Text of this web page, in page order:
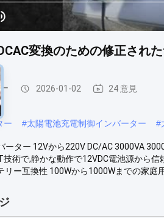
変換のための修正され
2026-01-02 24 意見
ー #太陽電池充電制御インバーター #
ーター 12Vから220V DC/AC 3000VA
術で,静かな動作で12VDC電池源から
ー互換性 100Wから1000Wまでの家庭